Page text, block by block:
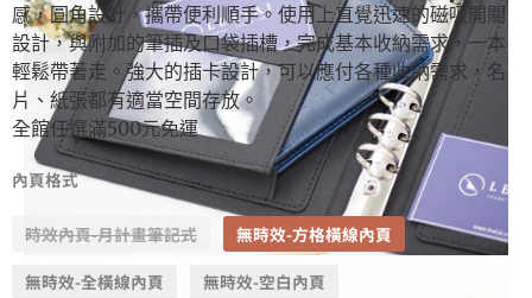
感，圓角設計，攜帶便利順手。使用上直覺迅速的磁吸開關
設計，與附加的筆插及口袋插槽，完成基本收納需求，一本
輕鬆帶著走。強大的插卡設計，可以應付各種收納需求，名
片、紙張都有適當空間存放。
全館任選滿500元免運
內頁格式
時效內頁-月計畫筆記式 無時效-方格橫線內頁
無時效-全橫線內頁 無時效-空白內頁